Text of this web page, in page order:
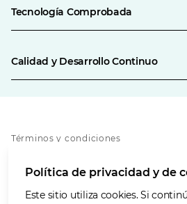
Tecnología Comprobada
Calidad y Desarrollo Continuo
Términos y condiciones
Política de cookies
Accesibilidad
Política de privacidad y de
Este sitio utiliza cookies. Si